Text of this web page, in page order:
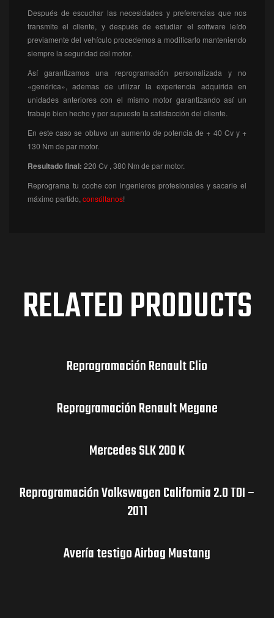
Después de escuchar las necesidades y preferencias que nos
transmite el cliente, y después de estudiar el software leído
previamente del vehículo procedemos a modificarlo manteniendo
siempre la seguridad del motor.
Así garantizamos una reprogramación personalizada y no
«genérica», ademas de utilizar la experiencia adquirida en
unidades anteriores con el mismo motor garantizando así un
trabajo bien hecho y por supuesto la satisfacción del cliente.
En este caso se obtuvo un aumento de potencia de + 40 Cv y +
130 Nm de par motor.
Resultado final: 220 Cv , 380 Nm de par motor.
Reprograma tu coche con ingenieros profesionales y sacarle el
máximo partido, consúltanos!
RELATED PRODUCTS
Reprogramación Renault Clio
Reprogramación Renault Megane
Mercedes SLK 200 K
Reprogramación Volkswagen California 2.0 TDI –
2011
Avería testigo Airbag Mustang